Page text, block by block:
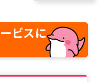
事について
声